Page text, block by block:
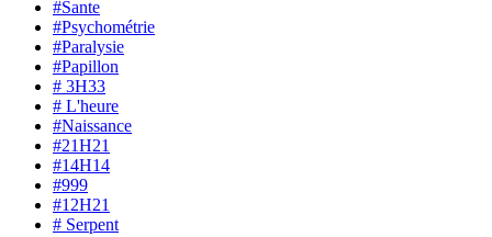
#Sante
#Psychométrie
#Paralysie
#Papillon
# 3H33
# L'heure
#Naissance
#21H21
#14H14
#999
#12H21
# Serpent